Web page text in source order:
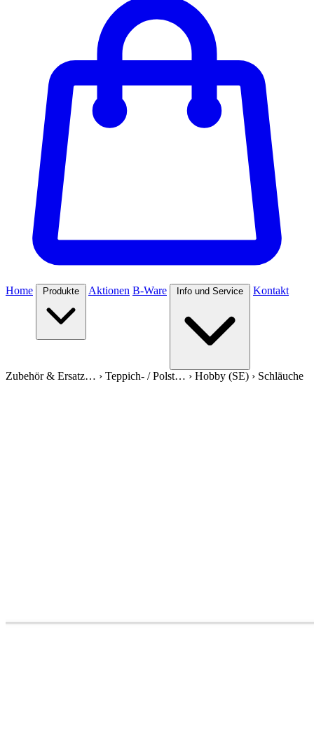
Home Produkte Aktionen B-Ware Info und Service Kontakt
Zubehör & Ersatz… › Teppich- / Polst… › Hobby (SE) › Schläuche